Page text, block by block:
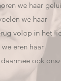
we haar
we haar
volop in het
we eren haar
ook